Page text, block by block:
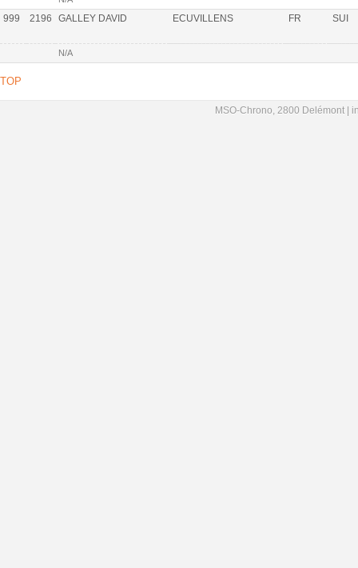
999 2196 GALLEY DAVID ECUVILLENS FR SUI
N/A
TOP
MSO-Chrono, 2800 Delémont |